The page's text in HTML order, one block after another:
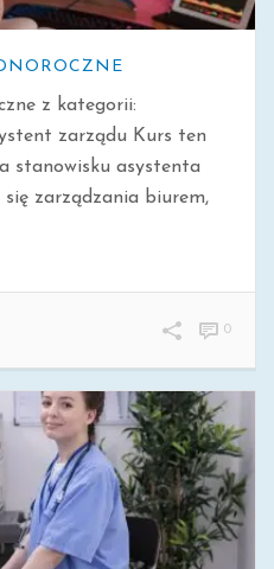
z kategorii:
zarządu Kurs ten
stanowisku asystenta
się zarządzania biurem,
0